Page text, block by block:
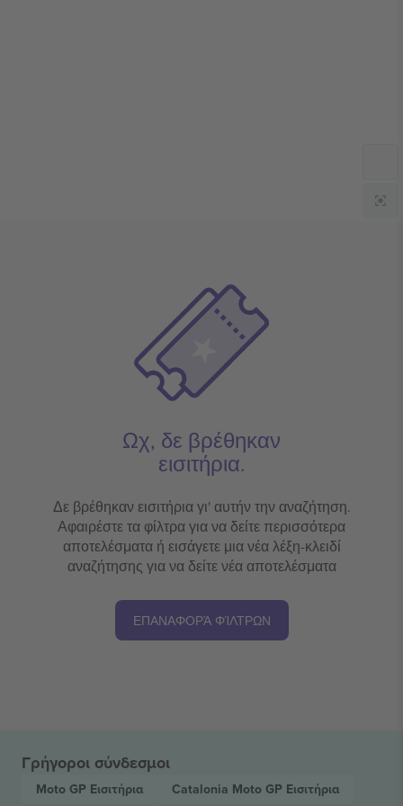
Ωχ, δε βρέθηκαν
εισιτήρια.
Δε βρέθηκαν εισιτήρια γι' αυτήν την αναζήτηση.
Αφαιρέστε τα φίλτρα για να δείτε περισσότερα
αποτελέσματα ή εισάγετε μια νέα λέξη-κλειδί
αναζήτησης για να δείτε νέα αποτελέσματα
ΕΠΑΝΑΦΟΡΆ ΦΊΛΤΡΩΝ
Γρήγοροι σύνδεσμοι
Moto GP Εισιτήρια Catalonia Moto GP Εισιτήρια